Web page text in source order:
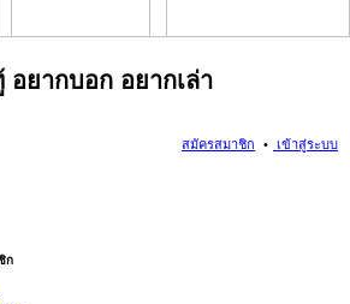
อยากบอก อยากเล่า
เข้าสู่ระบบ
สมัครสมาชิก
ก